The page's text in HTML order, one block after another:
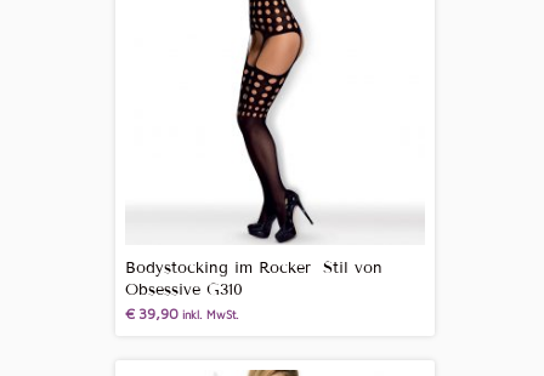
Bodystocking im Rocker Stil von
Obsessive G310
€39,90 inkl. MwSt.